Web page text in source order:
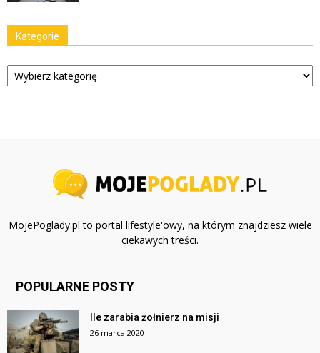
Kategorie
Kategorie
MojePoglady.pl to portal lifestyle'owy, na którym znajdziesz wiele
ciekawych treści.
POPULARNE POSTY
Ile zarabia żołnierz na misji
26 marca 2020